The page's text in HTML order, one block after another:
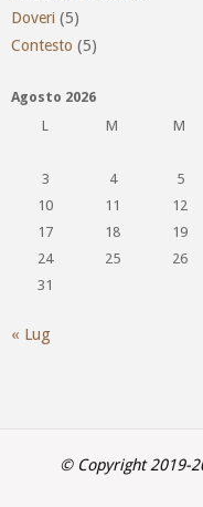
Doveri (5)
Contesto (5)
Agosto 2026
L
M M
3
4 5
10
11 12
17
18 19
24
25 26
31
« Lug
© Copyright 2019-